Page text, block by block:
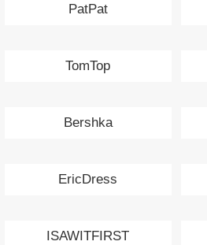
PatPat
TomTop
Bershka
EricDress
ISAWITFIRST